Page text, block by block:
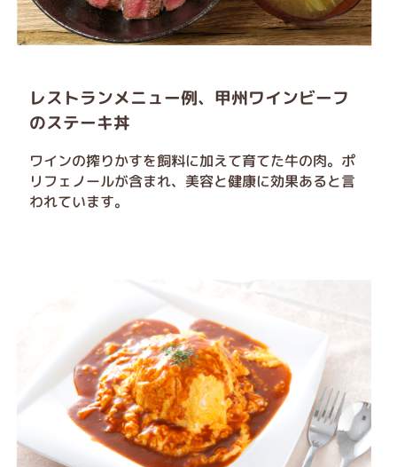
レストランメニュー例、甲州ワインビーフ
のステーキ丼
ワインの搾りかすを飼料に加えて育てた牛の肉。ポ
リフェノールが含まれ、美容と健康に効果あると言
われています。